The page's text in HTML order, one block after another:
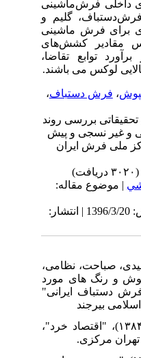
داخلی فرش‌ماشینی
گلیم و
برای فرش ماشینی
مقادیر کشش‌های
توابع تقاضا،
لوکس می باشند.
،فرش دستباف،
بررسی روند
غیر نسجی و پیش
ملی فرش ایران
| موضوع مقاله:
دریافت: 1396/3/20 | پذیرش: 1396/3/20 | انتشار:
صباحت، نظامی،
نقوش و رنگ های مورد
دستباف ایرانی"
بیرجند
۲. - ابونوری، عباسعلی (۱۳۸۴)، "اقتصاد خرد"،
مرکزی.